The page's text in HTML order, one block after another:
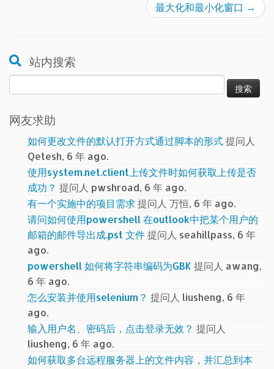
最大化和最小化窗口 →
站内搜索
索：
网友求助
如何更改文件的默认打开方式通过脚本的形式提问人
Qetesh, 6 年 ago.
使用system.net.client上传文件时如何获取上传是否
成功？ 提问人 pwshroad, 6 年 ago.
有一个实施中的项目需求提问人 万恒, 6 年 ago.
请问如何使用powershell 在outlook中把某个用户的
邮箱的邮件导出成.pst 文件提问人 seahillpass, 6 年
ago.
powershell 如何将字符串编码为GBK 提问人 awang,
6 年 ago.
怎么安装并使用selenium？ 提问人 liusheng, 6 年
ago.
输入用户名、密码后，点击登录无效？ 提问人
liusheng, 6 年 ago.
如何获取多台远程服务器上的文件内容，并汇总到本